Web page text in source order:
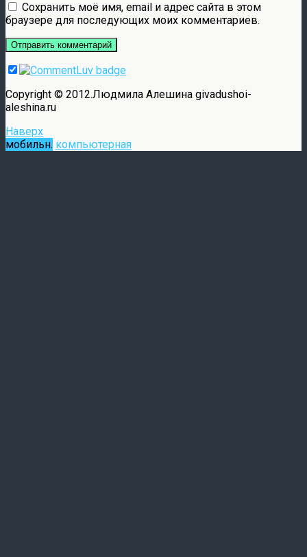
Сохранить моё имя, email и адрес сайта в этом
браузере для последующих моих комментариев.
Copyright © 2012.Людмила Алешина givadushoi-
aleshina.ru
Наверх
мобильн. компьютерная